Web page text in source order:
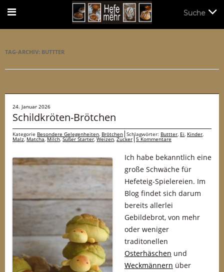
TAG-ARCHIV: BUTTTER
24. Januar 2026
Schildkröten-Brötchen
Kategorie Besondere Gelegenheiten, Brötchen Schlagwörter: Buttter, Ei, Kinder,
Malz,Matcha,Milch,Süßer Starter,Weizen,Zucker 5 Kommentare
Ich habe bekanntlich eine
große Schwäche für
Hefeteig-Spielereien. Im
Blog findet sich darum
bereits allerlei
Gebildebrot, von mehr
oder weniger
traditonellen
Osterhäschen und
Weckmännern über
Suche
Suche